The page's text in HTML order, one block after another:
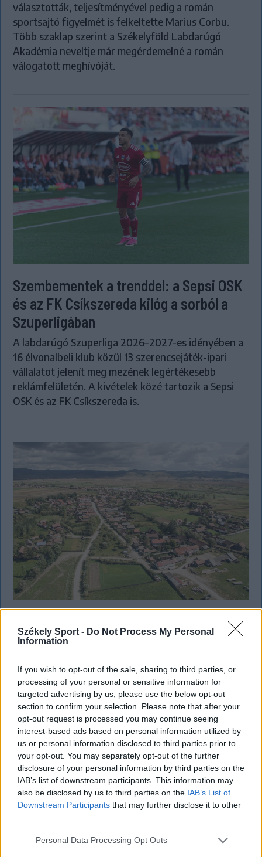
Székely Sport - Do Not Process My Personal
Information
If you wish to opt-out of the sale, sharing to third parties, or
processing of your personal or sensitive information for
targeted advertising by us, please use the below opt-out
section to confirm your selection. Please note that after your
opt-out request is processed you may continue seeing
interest-based ads based on personal information utilized by
us or personal information disclosed to third parties prior to
your opt-out. You may separately opt-out of the further
disclosure of your personal information by third parties on the
IAB’s list of downstream participants. This information may
also be disclosed by us to third parties on the IAB’s List of
Downstream Participants that may further disclose it to other
Personal Data Processing Opt Outs
választották, teljesítményével pedig a román
sportsajtó figyelmét is felkeltette Marius Corbu.
Több szaklap szerint a Székelyföld Labdarúgó
Akadémia neveltje már megérdemelné a román
válogatott meghívóját.
Szembementek a trenddel: a Sepsi OSK
és az FK Csíkszereda kilóg a sorból a
Szuperligában
A labdarúgó Szuperliga 2026–2027-es idényében a
16 élvonalbeli klub közül 13 szerencsejáték-ipari
vállalatot jelenít meg mezének legértékesebb
reklámfelületén. A kivételek közé tartozik a Sepsi
OSK és az FK Csíkszereda is.
Tömegverekedés lett a szűk
mezőgazdasági úti vitából Csatószegen
Kórházba szállítottak több embert, mezőgazdasági
munkagépek rongálódtak meg, és ideiglenes védelmi
rendeleteket is kibocsátottak azután, hogy szombat
délután súlyos konfliktus alakult ki Csatószegen egy
elsőbbségadási vita nyomán.